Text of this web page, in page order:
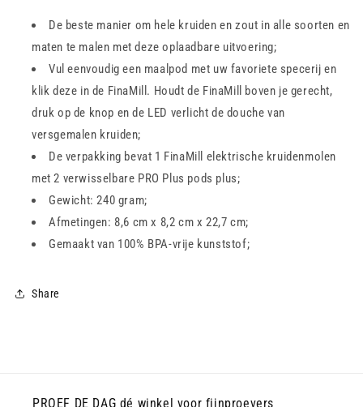
De beste manier om hele kruiden en zout in alle soorten en
maten te malen met deze oplaadbare uitvoering;
Vul eenvoudig een maalpod met uw favoriete specerij en
klik deze in de FinaMill. Houdt de FinaMill boven je gerecht,
druk op de knop en de LED verlicht de douche van
versgemalen kruiden;
De verpakking bevat 1 FinaMill elektrische kruidenmolen
met 2 verwisselbare PRO Plus pods plus;
Gewicht: 240 gram;
Afmetingen: 8,6 cm x 8,2 cm x 22,7 cm;
Gemaakt van 100% BPA-vrije kunststof;
Share
PROEF DE DAG dé winkel voor fijnproevers